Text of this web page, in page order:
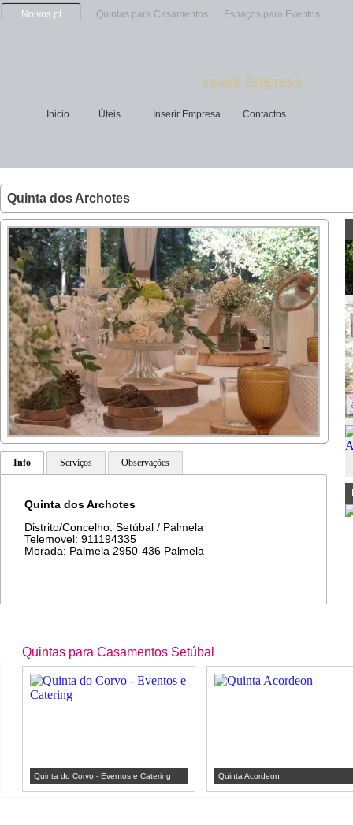
Inserir Empresa
Inicio Úteis Inserir Empresa Contactos
Noivos.pt Quintas para Casamentos Espaços para Eventos
Quinta dos Archotes
Info Serviços Observações
Quinta dos Archotes
Distrito/Concelho: Setúbal / Palmela
Telemovel: 911194335
Morada: Palmela 2950-436 Palmela
Quintas para Casamentos Setúbal
Quinta do Corvo - Eventos e Catering Quinta Acordeon